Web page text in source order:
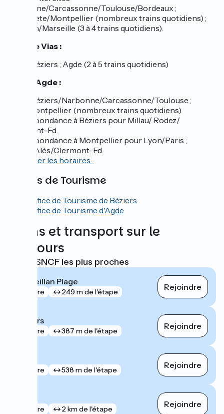
Narbonne/Carcassonne/Toulouse/Bordeaux ;
Agde/Sète/Montpellier (nombreux trains quotidiens) ;
Avignon/Marseille (3 à 4 trains quotidiens).
Gare de Vias :
TER > Béziers ; Agde (2 à 5 trains quotidiens)
Gare d’Agde :
TER > Béziers/Narbonne/Carcassonne/Toulouse ;
Sète/Montpellier (nombreux trains quotidiens)
Correspondance à Béziers pour Millau/ Rodez/
Clermont-Fd.
Correspondance à Montpellier pour Lyon/Paris ;
Nîmes/Alès/Clermont-Fd.
Consulter les horaires
Offices de Tourisme
Office de Tourisme de Béziers
Office de Tourisme d'Agde
Trains et transport sur le
parcours
Gares SNCF les plus proches
Marseillan Plage
gare 249 m de l'étape Rejoindre
Béziers
gare 387 m de l'étape Rejoindre
gare 538 m de l'étape Rejoindre
gare 2 km de l'étape Rejoindre